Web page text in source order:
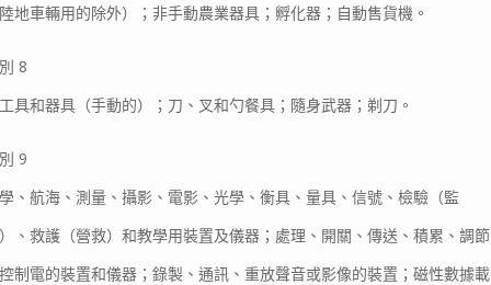
地車輛用的除外）；非手動農業器具；孵化器；自動售貨機。
8
具和器具（手動的）；刀、叉和勺餐具；隨身武器；剃刀。
9
、航海、測量、攝影、電影、光學、衡具、量具、信號、檢驗（監
、救護（營救）和教學用裝置及儀器；處理、開關、傳送、積累、調節
制電的裝置和儀器；錄製、通訊、重放聲音或影像的裝置；磁性數據載